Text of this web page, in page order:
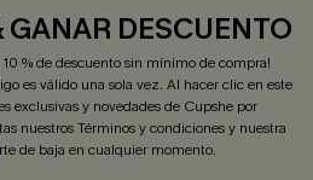
GANAR DESCUENTO
% de descuento sin mínimo de compra!
es válido una sola vez. Al hacer clic en este
exclusivas y novedades de Cupshe por
nuestrosTérminos y condicionesy nuestra
de baja en cualquier momento.